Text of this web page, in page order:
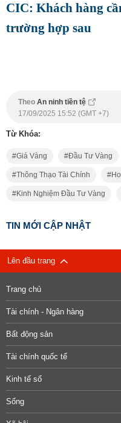
CIC: Khách hàng
trường hợp sau
Theo An ninh tiền tệ
17/09/2025 15:52 (GMT +7)
Từ Khóa:
Giá Vàng Đầu Tư Vàng
Thông Thạo Tài Chính
Kinh Nghiệm Đầu Tư Vàng
TIN MỚI CẬP NHẬT
Lên đầu trang
Trang chủ
Tài chính - Ngân hàng
Bất động sản
Tài chính quốc tế
Kinh tế số
Sống